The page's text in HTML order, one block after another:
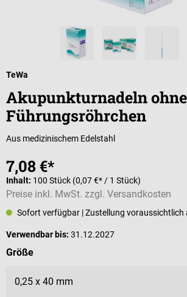
TeWa
Akupunkturnadeln ohne
Führungsröhrchen
Aus medizinischem Edelstahl
7,08 €*
Inhalt: 100 Stück (0,07 €* / 1 Stück)
Preise inkl. MwSt. zzgl. Versandkosten
Sofort verfügbar | Zustellung voraussichtlich
Verwendbar bis: 31.12.2027
Größeauswählen